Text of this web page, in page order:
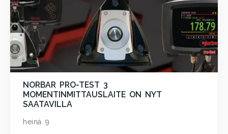
NORBAR PRO-TEST 3
MOMENTINMITTAUSLAITE ON NYT
SAATAVILLA
heinä 9